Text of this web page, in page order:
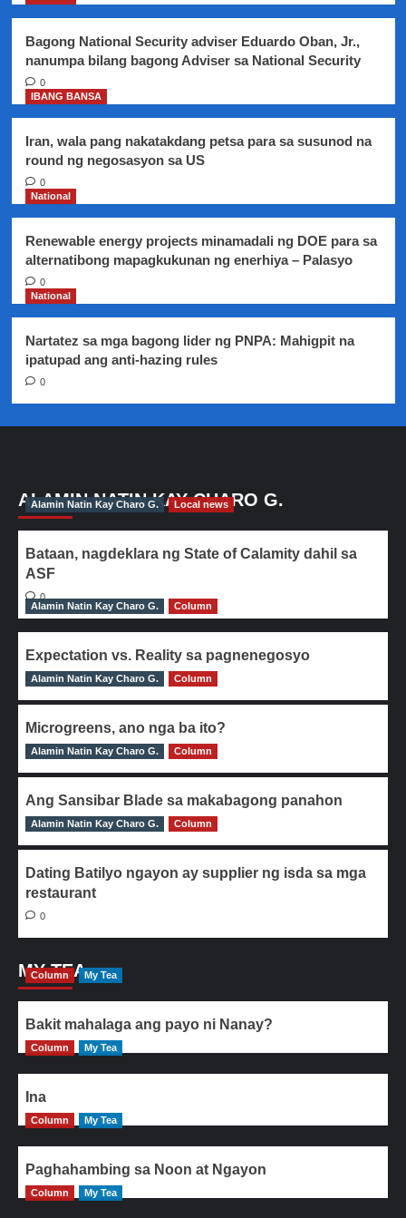
problema
sa
Bagong National Security adviser Eduardo Oban, Jr.,
nanumpa bilang bagong Adviser sa National Security
0
IBANG BANSA
Iran, wala pang nakatakdang petsa para sa susunod na
round ng negosasyon sa US
0
National
Renewable energy projects minamadali ng DOE para sa
alternatibong mapagkukunan ng enerhiya – Palasyo
0
National
Nartatez sa mga bagong lider ng PNPA: Mahigpit na
ipatupad ang anti-hazing rules
0
ALAMIN NATIN KAY CHARO G.
Alamin Natin Kay Charo G. Local news
Bataan, nagdeklara ng State of Calamity dahil sa
ASF
0
Alamin Natin Kay Charo G.
Column
Expectation vs. Reality sa pagnenegosyo
0
Alamin Natin Kay Charo G. Column
Microgreens, ano nga ba ito?
0
Alamin Natin Kay Charo G. Column
Ang Sansibar Blade sa makabagong panahon
0
Alamin Natin Kay Charo G. Column
Dating Batilyo ngayon ay supplier ng isda sa mga
restaurant
0
MY TEA
Column My Tea
Bakit mahalaga ang payo ni Nanay?
Column My Tea
Ina
Column My Tea
Paghahambing sa Noon at Ngayon
Column My Tea